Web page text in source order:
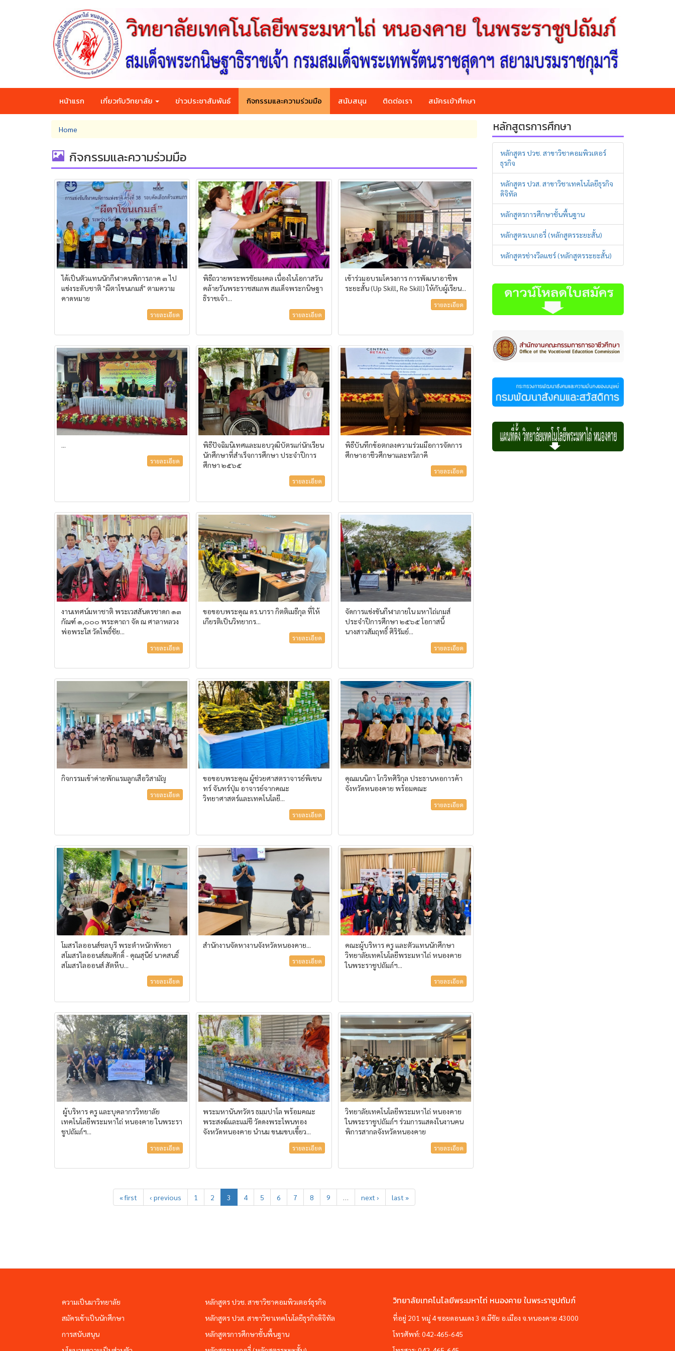
หน้าแรก เกี่ยวกับวิทยาลัย ข่าวประชาสัมพันธ์ กิจกรรมและความร่วมมือ สนับสนุน ติดต่อเรา สมัครเข้าศึกษา
You
are
here
Home
กิจกรรมและความร่วมมือ
ได้เป็นตัวแทนนักกีฬาคนพิการภาค ๓ ไป
แข่งระดับชาติ "ผีตาโขนเกมส์" ตามความ
คาดหมาย
รายละเอียด
พิธีถวายพระพรชัยมงคล เนื่องในโอกาสวัน
คล้ายวันพระราชสมภพ สมเด็จพระกนิษฐา
ธิราชเจ้า...
รายละเอียด
เข้าร่วมอบรมโครงการ การพัฒนาอาชีพ
ระยะสั้น (Up Skill, Re Skill) ให้กับผู้เรียน...
รายละเอียด
...
รายละเอียด
พิธีปัจฉิมนิเทศและมอบวุฒิบัตรแก่นักเรียน
นักศึกษาที่สำเร็จการศึกษา ประจำปีการ
ศึกษา ๒๕๖๕
รายละเอียด
พิธีบันทึกข้อตกลงความร่วมมือการจัดการ
ศึกษาอาชีวศึกษาและทวิภาคี
รายละเอียด
งานเทศน์มหาชาติ พระเวสสันดรชาดก ๑๓
กัณฑ์ ๑,๐๐๐ พระคาถา จัด ณ ศาลาหลวง
พ่อพระใส วัดโพธิ์ชัย...
รายละเอียด
ขอขอบพระคุณ ดร.นารา กิตติเมธีกุล ที่ให้
เกียรติเป็นวิทยากร...
รายละเอียด
จัดการแข่งขันกีฬาภายใน มหาไถ่เกมส์
ประจำปีการศึกษา ๒๕๖๕ โอกาสนี้
นางสาวสัมฤทธิ์ ศิริรัมย์...
รายละเอียด
กิจกรรมเข้าค่ายพักแรมลูกเสือวิสามัญ
รายละเอียด
ขอขอบพระคุณ ผู้ช่วยศาสตราจารย์พิเชน
ทร์ จันทร์ปุ่ม อาจารย์จากคณะ
วิทยาศาสตร์และเทคโนโลยี...
รายละเอียด
คุณมนนิภา โกวิทศิริกุล ประธานหอการค้า
จังหวัดหนองคาย พร้อมคณะ
รายละเอียด
โมสรไลออนส์ชลบุรี พระตำหนักพัทยา
สโมสรไลออนส์สมศักดิ์ - คุณสุนีย์ นาคสนธิ์
สโมสรไลออนส์ สัตหีบ...
รายละเอียด
สำนักงานจัดหางานจังหวัดหนองคาย...
รายละเอียด
คณะผู้บริหาร ครู และตัวแทนนักศึกษา
วิทยาลัยเทคโนโลยีพระมหาไถ่ หนองคาย
ในพระราชูปถัมภ์ฯ...
รายละเอียด
ผู้บริหาร ครู และบุคลากรวิทยาลัย
เทคโนโลยีพระมหาไถ่ หนองคาย ในพระรา
ชูปถัมภ์ฯ...
รายละเอียด
พระมหานันทวัตร ธมฺมปาโล พร้อมคณะ
พระสงฆ์และแม่ชี วัดดงพระโพนทอง
จังหวัดหนองคาย นำนม ขนมขบเขี้ยว...
รายละเอียด
วิทยาลัยเทคโนโลยีพระมหาไถ่ หนองคาย
ในพระราชูปถัมภ์ฯ ร่วมการแสดงในงานคน
พิการสากลจังหวัดหนองคาย
รายละเอียด
« first ‹ previous 1 2 3 4 5 6 7 8 9 … next › last »
หลักสูตรการศึกษา
หลักสูตร ปวช. สาขาวิชาคอมพิวเตอร์
ธุรกิจ
หลักสูตร ปวส. สาขาวิชาเทคโนโลยีธุรกิจ
ดิจิทัล
หลักสูตรการศึกษาชั้นพื้นฐาน
หลักสูตรเบเกอรี่ (หลักสูตรระยะสั้น)
หลักสูตรช่างวีลแชร์ (หลักสูตรระยะสั้น)
ความเป็นมาวิทยาลัย
สมัครเข้าเป็นนักศึกษา
การสนับสนุน
หลักสูตร ปวช. สาขาวิชาคอมพิวเตอร์ธุรกิจ
หลักสูตร ปวส. สาขาวิชาเทคโนโลยีธุรกิจดิจิทัล
หลักสูตรการศึกษาชั้นพื้นฐาน
วิทยาลัยเทคโนโลยีพระมหาไถ่ หนองคาย ในพระราชูปถัมภ์
ที่อยู่ 201 หมู่ 4 ซอยดอนแดง 3 ต.มีชัย อ.เมือง จ.หนองคาย 43000
โทรศัพท์: 042-465-645